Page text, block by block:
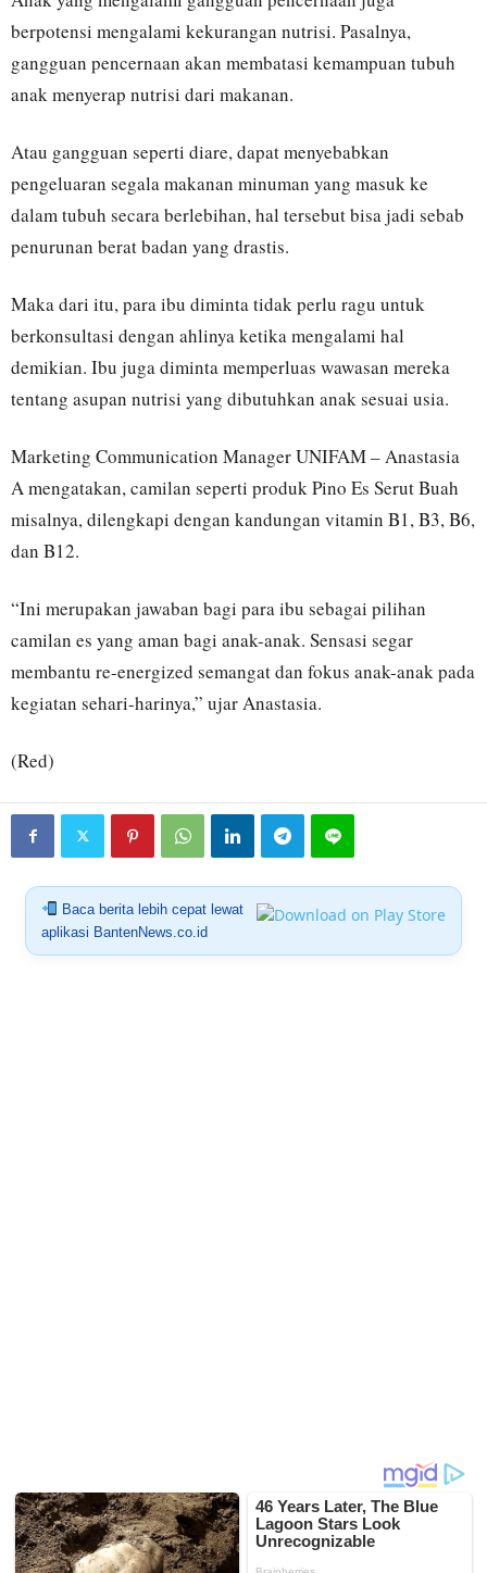
berpotensi mengalami kekurangan nutrisi. Pasalnya,
gangguan pencernaan akan membatasi kemampuan tubuh
anak menyerap nutrisi dari makanan.
Atau gangguan seperti diare, dapat menyebabkan
pengeluaran segala makanan minuman yang masuk ke
dalam tubuh secara berlebihan, hal tersebut bisa jadi sebab
penurunan berat badan yang drastis.
Maka dari itu, para ibu diminta tidak perlu ragu untuk
berkonsultasi dengan ahlinya ketika mengalami hal
demikian. Ibu juga diminta memperluas wawasan mereka
tentang asupan nutrisi yang dibutuhkan anak sesuai usia.
Marketing Communication Manager UNIFAM – Anastasia
A mengatakan, camilan seperti produk Pino Es Serut Buah
misalnya, dilengkapi dengan kandungan vitamin B1, B3, B6,
dan B12.
“Ini merupakan jawaban bagi para ibu sebagai pilihan
camilan es yang aman bagi anak-anak. Sensasi segar
membantu re-energized semangat dan fokus anak-anak pada
kegiatan sehari-harinya,” ujar Anastasia.
(Red)
Baca berita lebih cepat lewat
aplikasi BantenNews.co.id